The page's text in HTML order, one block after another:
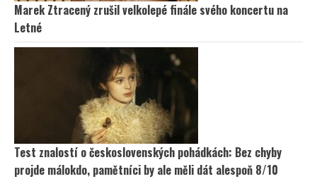
Marek Ztracený zrušil velkolepé finále svého koncertu na
Letné
Test znalostí o československých pohádkách: Bez chyby
projde málokdo, pamětníci by ale měli dát alespoň 8/10